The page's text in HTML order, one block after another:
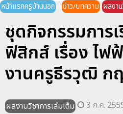
หน้าแรกครูบ้านนอก ข่าว/บทความ ผลงา
ชุดกิจกรรมการ
ฟิสิกส์ เรื่อง ไฟ
งานครูธีรวุฒิ ก
ผลงานวิชาการเล่มเต็ม 3 ก.ค.